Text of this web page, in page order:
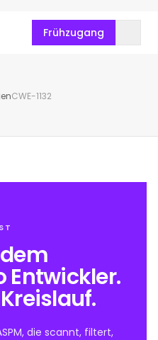
Frühzugang
CWE-1132
Entwickler.
die scannt, filtert,